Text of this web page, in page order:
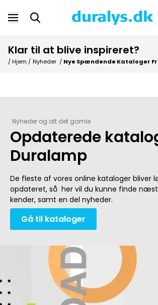
Klar til at blive inspireret?
/ Hjem / Nyheder / Nye Spændende Kataloger
Nyheder og alt det gamle
Opdaterede
Duralamp
De fleste af vores online kataloger bliver
opdateret, så her vil du kunne finde
kender, samt en del nyheder.
Gå til kataloger